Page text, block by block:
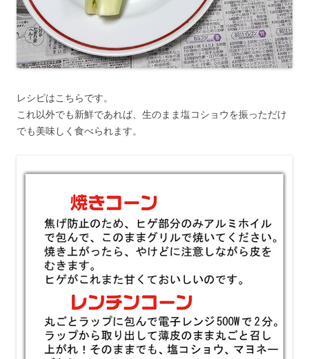
レシピはこちらです。
これ以外でも新鮮であれば、生のまま塩コショウを振っただけ
でも美味しく食べられます。